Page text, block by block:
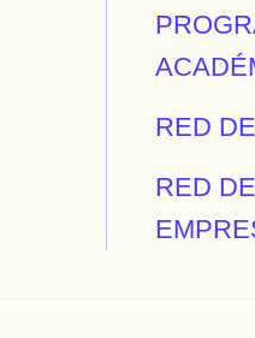
RED
RED DE